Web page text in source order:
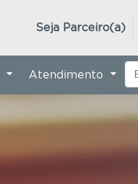
Seja Parceiro(a)
Atendimento